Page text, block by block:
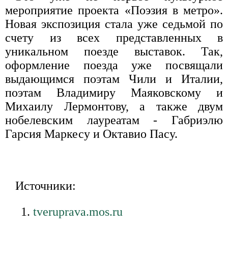
мероприятие проекта «Поэзия в метро».
Новая экспозиция стала уже седьмой по
счету из всех представленных в
уникальном поезде выставок. Так,
оформление поезда уже посвящали
выдающимся поэтам Чили и Италии,
поэтам Владимиру Маяковскому и
Михаилу Лермонтову, а также двум
нобелевским лауреатам - Габриэлю
Гарсия Маркесу и Октавио Пасу.
Источники:
tveruprava.mos.ru